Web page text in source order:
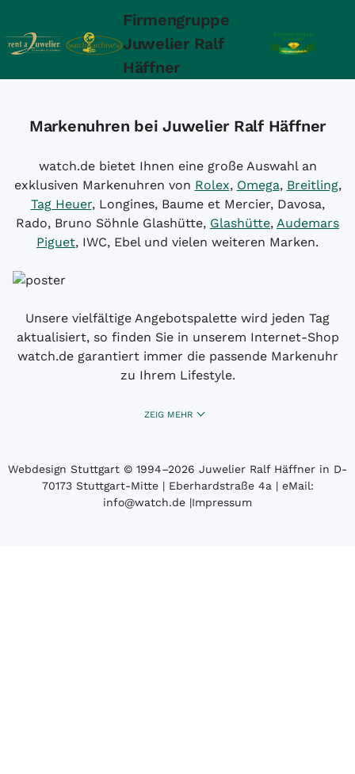
Firmengruppe
Juwelier Ralf
Häffner
Markenuhren bei Juwelier Ralf Häffner
watch.de bietet Ihnen eine große Auswahl an
exklusiven Markenuhren von Rolex, Omega, Breitling,
Tag Heuer, Longines, Baume et Mercier, Davosa,
Rado, Bruno Söhnle Glashütte, Glashütte, Audemars
Piguet, IWC, Ebel und vielen weiteren Marken.
Unsere vielfältige Angebotspalette wird jeden Tag
aktualisiert, so finden Sie in unserem Internet-Shop
watch.de garantiert immer die passende Markenuhr
zu Ihrem Lifestyle.
ZEIG MEHR
Webdesign Stuttgart © 1994­–2026 Juwelier Ralf Häffner in D-
70173 Stuttgart-Mitte | Eberhardstraße 4a | eMail:
info@watch.de |Impressum